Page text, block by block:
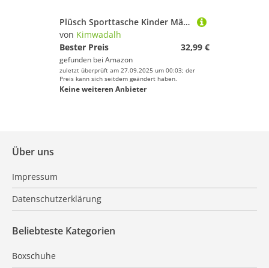
Plüsch Sporttasche Kinder Mädchen Schmetterling Reisetaschen Mädchen 25L Schulsporttasche Mädchen Kindertasche für Reisen Sport Gymnastik Tanz
von Kimwadalh
Bester Preis
32,99 €
gefunden bei Amazon
zuletzt überprüft am 27.09.2025 um 00:03; der
Preis kann sich seitdem geändert haben.
Keine weiteren Anbieter
Über uns
Impressum
Datenschutzerklärung
Beliebteste Kategorien
Boxschuhe